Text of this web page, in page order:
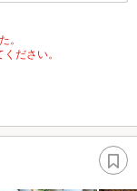
。
ださい。